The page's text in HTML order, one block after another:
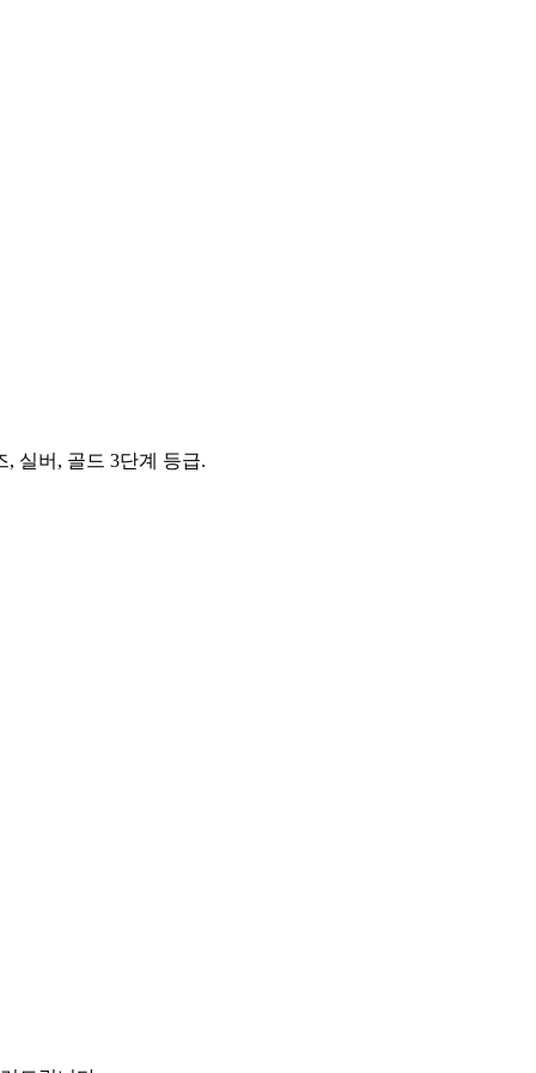
, 실버, 골드 3단계 등급.